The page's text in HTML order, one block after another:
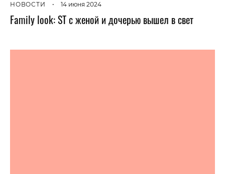
НОВОСТИ • 14 июня 2024
Family look: ST c женой и дочерью вышел в свет